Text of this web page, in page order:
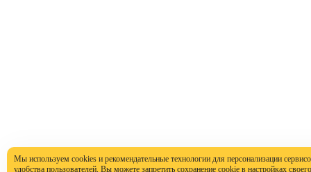
Мы используем cookies и рекомендательные технологии для персонализации
удобства пользователей. Вы можете запретить сохранение cookie в настройках